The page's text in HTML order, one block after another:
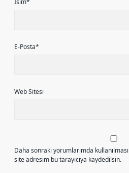
İsim*
E-Posta*
Web Sitesi
Daha sonraki yorumlarımda
site adresim bu tarayıcıya kaydedilsin.